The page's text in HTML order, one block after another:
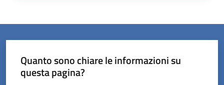
Quanto sono chiare le informazioni su
questa pagina?